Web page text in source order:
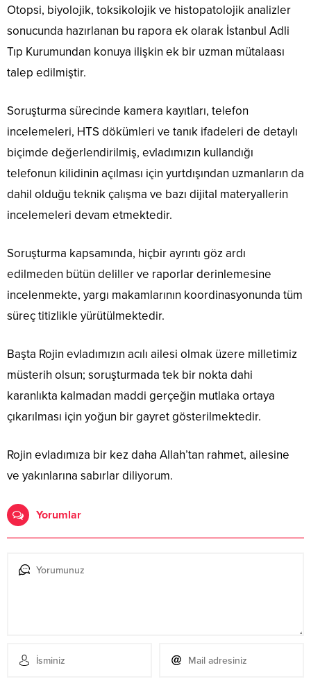
Otopsi, biyolojik, toksikolojik ve histopatolojik analizler
sonucunda hazırlanan bu rapora ek olarak İstanbul Adli
Tıp Kurumundan konuya ilişkin ek bir uzman mütalaası
talep edilmiştir.
Soruşturma sürecinde kamera kayıtları, telefon
incelemeleri, HTS dökümleri ve tanık ifadeleri de detaylı
biçimde değerlendirilmiş, evladımızın kullandığı
telefonun kilidinin açılması için yurtdışından uzmanların da
dahil olduğu teknik çalışma ve bazı dijital materyallerin
incelemeleri devam etmektedir.
Soruşturma kapsamında, hiçbir ayrıntı göz ardı
edilmeden bütün deliller ve raporlar derinlemesine
incelenmekte, yargı makamlarının koordinasyonunda tüm
süreç titizlikle yürütülmektedir.
Başta Rojin evladımızın acılı ailesi olmak üzere milletimiz
müsterih olsun; soruşturmada tek bir nokta dahi
karanlıkta kalmadan maddi gerçeğin mutlaka ortaya
çıkarılması için yoğun bir gayret gösterilmektedir.
Rojin evladımıza bir kez daha Allah’tan rahmet, ailesine
ve yakınlarına sabırlar diliyorum.
Yorumlar